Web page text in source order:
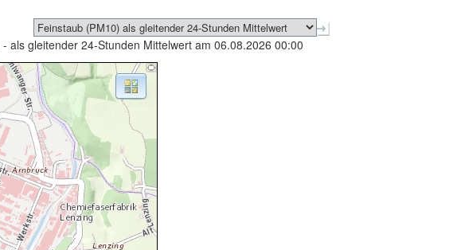
- als gleitender 24-Stunden Mittelwert am 06.08.2026 00:00